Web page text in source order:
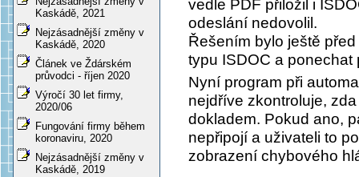
Kaskádě, 2021
Nejzásadnější změny v
Kaskádě, 2020
Článek ve Ždárském
průvodci - říjen 2020
Výročí 30 let firmy,
2020/06
Fungování firmy během
koronaviru, 2020
Nejzásadnější změny v
Kaskádě, 2019
vedle PDF přiložil i
odeslání nedovolil.
Řešením bylo ještě
typu ISDOC a ponechat
Nyní program při
nejdříve zkontroluje,
dokladem. Pokud ano,
nepřipojí a uživateli to
zobrazení chybového